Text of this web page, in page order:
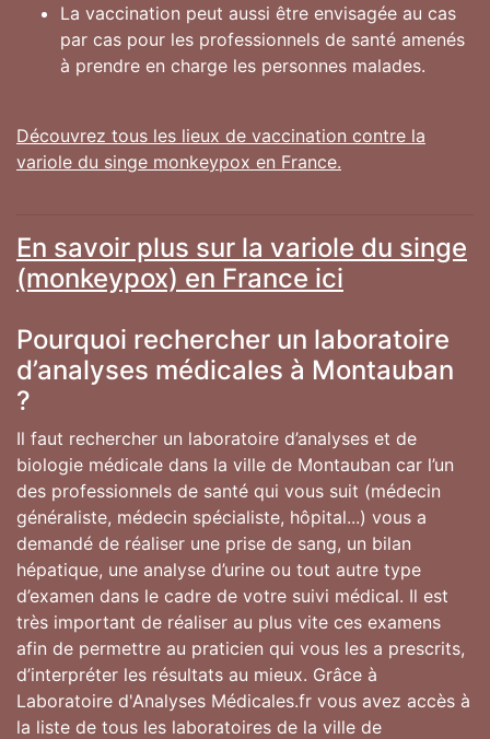
La vaccination peut aussi être envisagée au cas
par cas pour les professionnels de santé amenés
à prendre en charge les personnes malades.
Découvrez tous les lieux de vaccination contre la
variole du singe monkeypox en France.
En savoir plus sur la variole du singe
(monkeypox) en France ici
Pourquoi rechercher un laboratoire
d’analyses médicales à Montauban
?
Il faut rechercher un laboratoire d’analyses et de
biologie médicale dans la ville de Montauban car l’un
des professionnels de santé qui vous suit (médecin
généraliste, médecin spécialiste, hôpital...) vous a
demandé de réaliser une prise de sang, un bilan
hépatique, une analyse d’urine ou tout autre type
d’examen dans le cadre de votre suivi médical. Il est
très important de réaliser au plus vite ces examens
afin de permettre au praticien qui vous les a prescrits,
d’interpréter les résultats au mieux. Grâce à
Laboratoire d'Analyses Médicales.fr vous avez accès à
la liste de tous les laboratoires de la ville de